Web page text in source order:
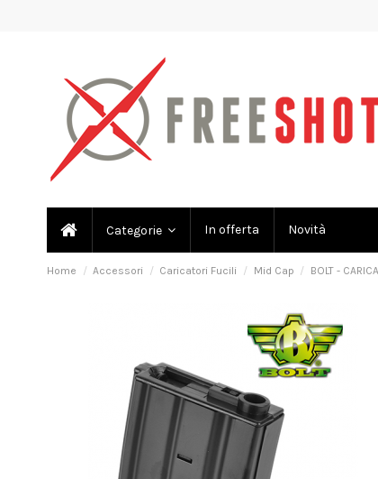
Categorie In offerta Novità
Home Accessori Caricatori Fucili Mid Cap BOLT -